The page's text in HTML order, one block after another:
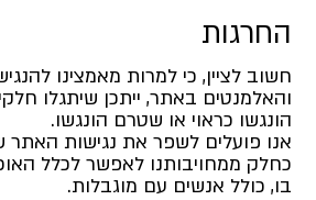
החרגות
חשוב לציין, כי למרות מאמצינו
והאלמנטים באתר, ייתכן שיתגלו
הונגשו כראוי או שטרם הונגשו.
אנו פועלים לשפר את נגישות האתר
כחלק ממחויבותנו לאפשר לכלל
בו, כולל אנשים עם מוגבלות.